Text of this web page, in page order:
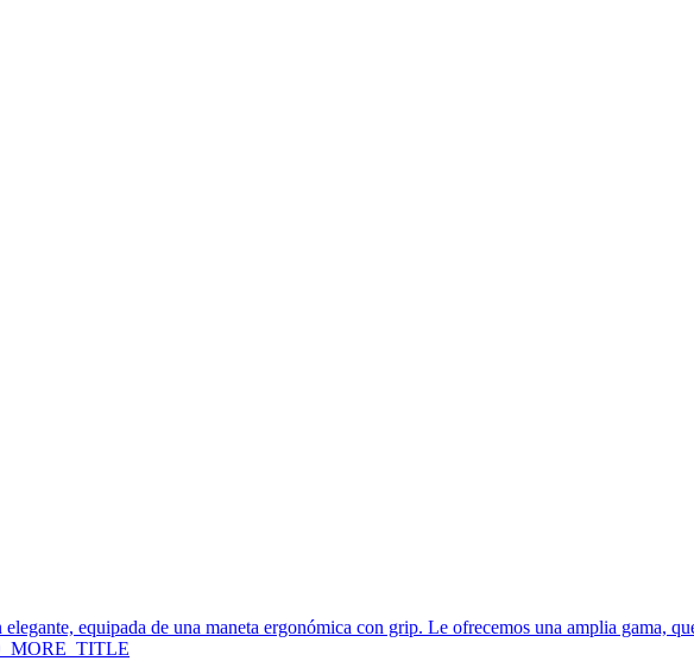
equipada de una maneta ergonómica con grip. Le ofrecemos una amplia gama,